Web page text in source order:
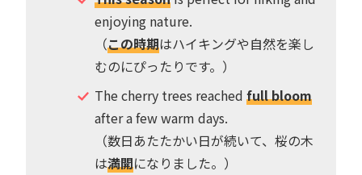
enjoying nature.
（この時期はハイキングや自然を楽し
むのにぴったりです。）
The cherry trees reached full bloom
after a few warm days.
（数日あたたかい日が続いて、桜の木
は満開になりました。）